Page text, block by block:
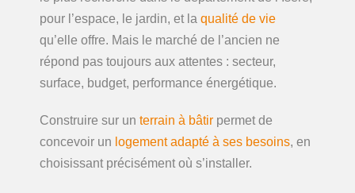
pour l’espace, le jardin, et la qualité de vie
qu’elle offre. Mais le marché de l’ancien ne
répond pas toujours aux attentes : secteur,
surface, budget, performance énergétique.
Construire sur un terrain à bâtir permet de
concevoir un logement adapté à ses besoins, en
choisissant précisément où s’installer.